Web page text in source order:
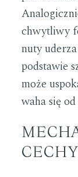
chwytliwy
nuty
podstawie
może
waha się
CECHY